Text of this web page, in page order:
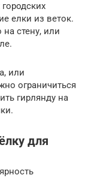
елки из веток.
стену, или
или
ограничиться
гирлянду на
для